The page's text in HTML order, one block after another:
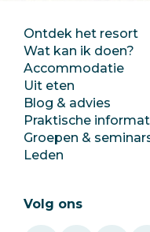
Ontdek het resort
Wat kan ik doen?
Accommodatie
Uit eten
Blog & advies
Praktische
Groepen &
Leden
Volg ons